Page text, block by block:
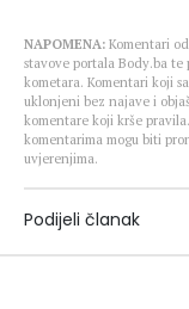
NAPOMENA: Komentari
stavove portala Body.ba
kometara. Komentari koji
uklonjeni bez najave i
komentare koji krše
komentarima mogu biti
uvjerenjima.
Podijeli članak